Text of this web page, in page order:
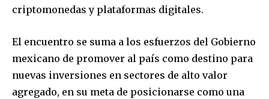
INBOX. Tu información está segura con nosotros.
criptomonedas y plataformas digitales.
El encuentro se suma a los esfuerzos del Gobierno
mexicano de promover al país como destino para
nuevas inversiones en sectores de alto valor
agregado, en su meta de posicionarse como una